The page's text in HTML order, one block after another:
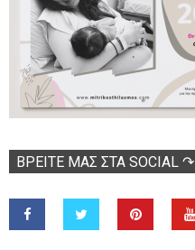
ΒΡΕΊΤΕ ΜΑΣ ΣΤΑ SOCIAL ↷